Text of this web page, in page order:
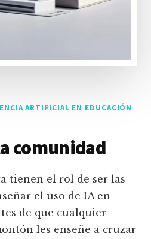
ARTIFICIAL EN EDUCACIÓN
comunidad
tienen el rol de ser las
el uso de IA en
de que cualquier
les enseñe a cruzar